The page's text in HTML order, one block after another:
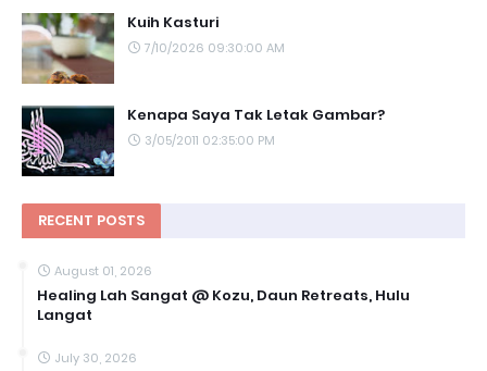
Kuih Kasturi
7/10/2026 09:30:00 AM
Kenapa Saya Tak Letak Gambar?
3/05/2011 02:35:00 PM
RECENT POSTS
August 01, 2026
Healing Lah Sangat @ Kozu, Daun Retreats, Hulu
Langat
July 30, 2026